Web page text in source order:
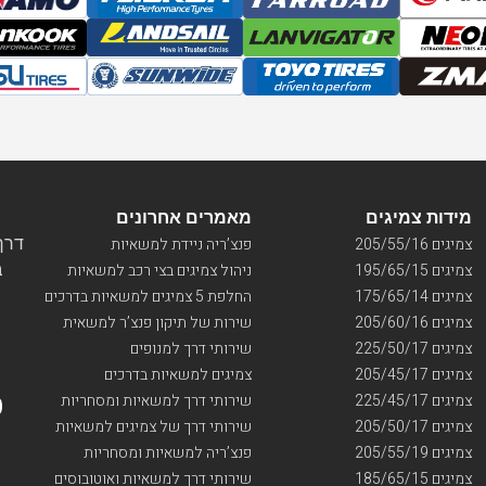
דרך
מאמרים אחרונים
פנצ’ריה ניידת למשאיות
ניהול צמיגים בצי רכב למשאיות
החלפת 5 צמיגים למשאיות בדרכים
שירות של תיקון פנצ’ר למשאית
שירותי דרך למנופים
צמיגים למשאיות בדרכים
שירותי דרך למשאיות ומסחריות
שירותי דרך של צמיגים למשאיות
פנצ’ריה למשאיות ומסחריות
שירותי דרך למשאיות ואוטובוסים
מידות צמיגים
צמיגים 205/55/16
צמיגים 195/65/15
צמיגים 175/65/14
צמיגים 205/60/16
צמיגים 225/50/17
צמיגים 205/45/17
צמיגים 225/45/17
צמיגים 205/50/17
צמיגים 205/55/19
צמיגים 185/65/15